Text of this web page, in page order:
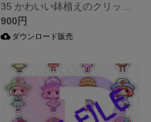
900円
ダウンロード販売